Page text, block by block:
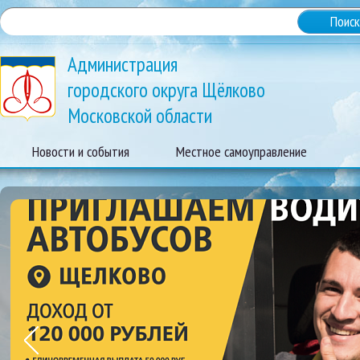
Администрация
городского округа Щёлково
Московской области
Новости и события Местное самоуправление